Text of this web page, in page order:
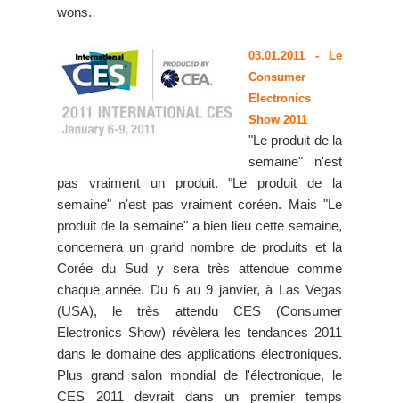
wons.
03.01.2011 - Le
Consumer
Electronics
Show 2011
"Le produit de la
semaine" n'est
pas vraiment un produit. "Le produit de la
semaine" n'est pas vraiment coréen. Mais "Le
produit de la semaine" a bien lieu cette semaine,
concernera un grand nombre de produits et la
Corée du Sud y sera très attendue comme
chaque année. Du 6 au 9 janvier, à Las Vegas
(USA), le très attendu CES (Consumer
Electronics Show) révèlera les tendances 2011
dans le domaine des applications électroniques.
Plus grand salon mondial de l'électronique, le
CES 2011 devrait dans un premier temps